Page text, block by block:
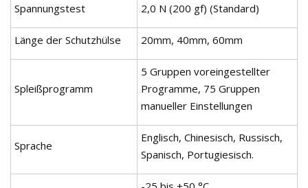
Spannungstest 2,0 N (200 gf) (Standard)
Länge der Schutzhülse 20mm, 40mm, 60mm
Spleißprogramm
5 Gruppen voreingestellter
Programme, 75 Gruppen
manueller Einstellungen
Sprache
Englisch, Chinesisch, Russisch,
Spanisch, Portugiesisch.